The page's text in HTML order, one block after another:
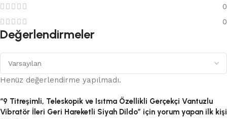
0
0
Değerlendirmeler
Henüz değerlendirme yapılmadı.
“9 Titreşimli, Teleskopik ve Isıtma Özellikli Gerçekçi Vantuzlu
Vibratör İleri Geri Hareketli Siyah Dildo” için yorum yapan ilk kişi